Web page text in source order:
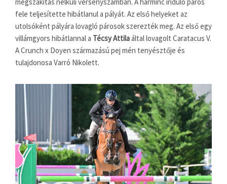
fele teljesítette hibátlanul a pályát. Az első helyeket az
utolsóként pályára lovagló párosok szerezték meg. Az első egy
villámgyors hibátlannal a Técsy Attilaáltal lovagolt Caratacus V.
A Crunch x Doyen származású pej mén tenyésztője és
tulajdonosa Varró Nikolett.